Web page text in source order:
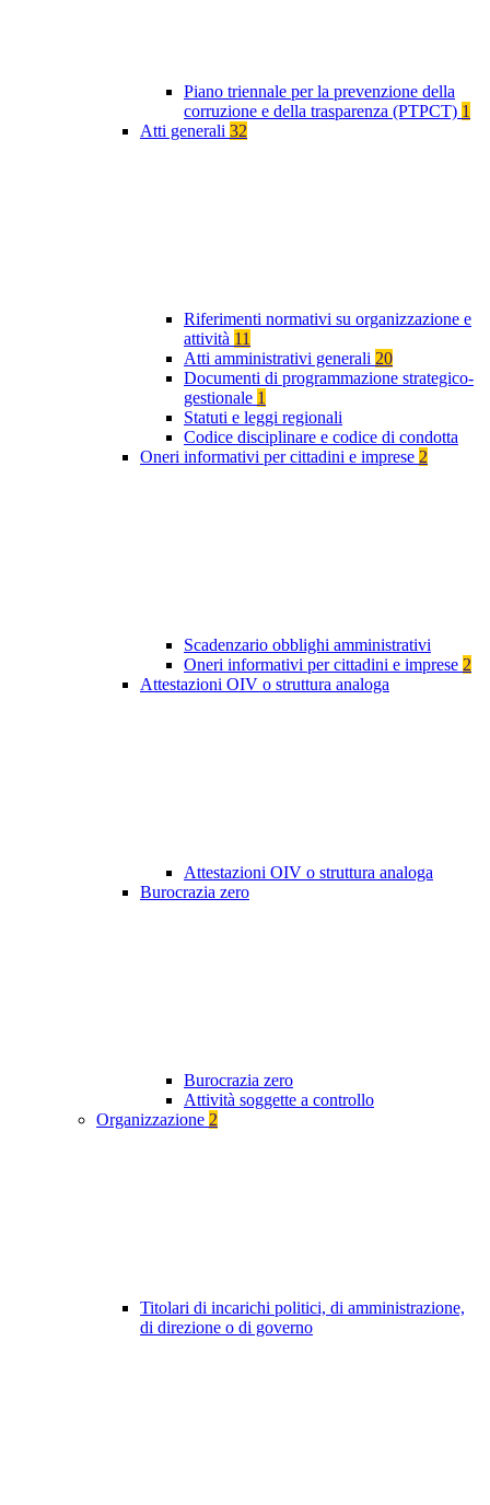
Piano triennale per la prevenzione della
corruzione e della trasparenza (PTPCT) 1
Atti generali 32
Riferimenti normativi su organizzazione e
attività 11
Atti amministrativi generali 20
Documenti di programmazione strategico-
gestionale 1
Statuti e leggi regionali
Codice disciplinare e codice di condotta
Oneri informativi per cittadini e imprese 2
Scadenzario obblighi amministrativi
Oneri informativi per cittadini e imprese 2
Attestazioni OIV o struttura analoga
Attestazioni OIV o struttura analoga
Burocrazia zero
Burocrazia zero
Attività soggette a controllo
Organizzazione 2
Titolari di incarichi politici, di amministrazione,
di direzione o di governo